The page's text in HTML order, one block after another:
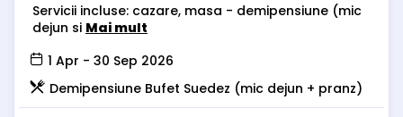
Servicii incluse: cazare, masa - demipensiune (mic
dejun si Mai mult
1 Apr - 30 Sep 2026
Demipensiune Bufet Suedez (mic dejun + pranz)